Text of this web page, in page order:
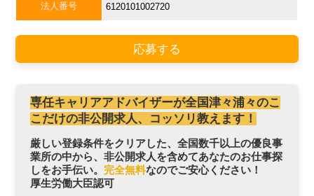
法人番号 6120101002720
応募する
専任キャリアアドバイザーが全国津々浦々のこ
こだけの非公開求人、コッソリ教えます！
厳しい登録条件をクリアした、全国数千以上の優良事
業所の中から、非公開求人を含めてあなたのお仕事探
しをお手伝い。 完全無料なのでご安心ください！
厚生労働大臣認可